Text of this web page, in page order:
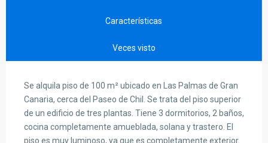
Características
Veces visto
Se alquila piso de 100 m² ubicado en Las Palmas de Gran
Canaria, cerca del Paseo de Chil. Se trata del piso superior
de un edificio de tres plantas. Tiene 3 dormitorios, 2 baños,
cocina completamente amueblada, solana y trastero. El
piso es muy luminoso, ya que es completamente exterior.